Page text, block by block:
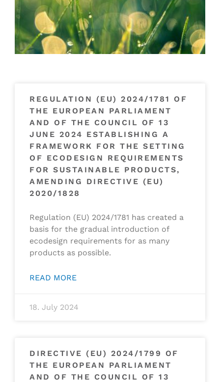
REGULATION (EU) 2024/1781 OF
THE EUROPEAN PARLIAMENT
AND OF THE COUNCIL OF 13
JUNE 2024 ESTABLISHING A
FRAMEWORK FOR THE SETTING
OF ECODESIGN REQUIREMENTS
FOR SUSTAINABLE PRODUCTS,
AMENDING DIRECTIVE (EU)
2020/1828
Regulation (EU) 2024/1781 has created a
basis for the gradual introduction of
ecodesign requirements for as many
products as possible.
READ MORE
18. July 2024
DIRECTIVE (EU) 2024/1799 OF
THE EUROPEAN PARLIAMENT
AND OF THE COUNCIL OF 13